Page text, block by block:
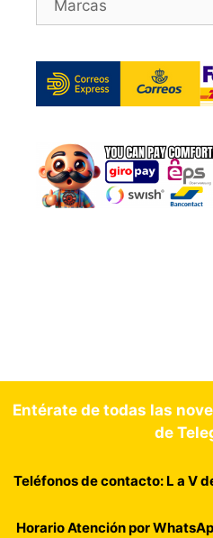
Entérate de todas las
de
Teléfonos de contacto: L a V
Horario Atención por